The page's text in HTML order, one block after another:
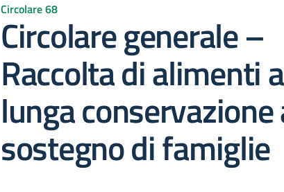
Circolare 68
Circolare generale –
Raccolta di alimenti a
lunga conservazione
sostegno di famiglie